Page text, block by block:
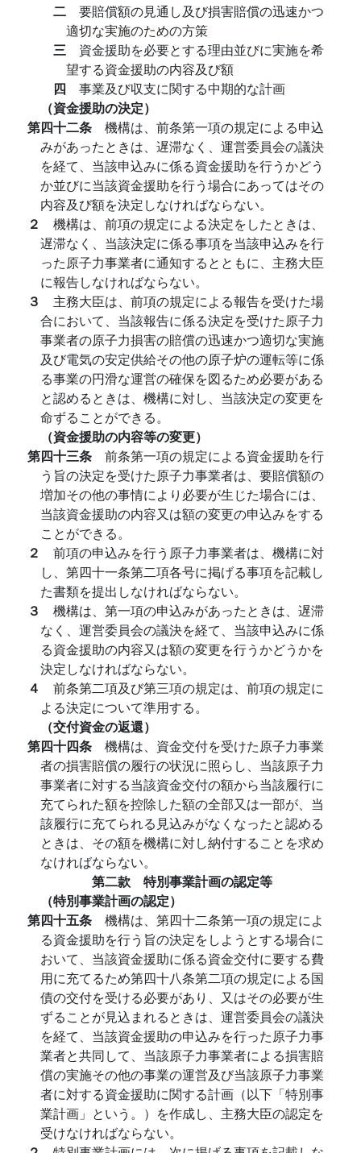
二 要賠償額の見通し及び損害賠償の迅速かつ
適切な実施のための方策
三 資金援助を必要とする理由並びに実施を希
望する資金援助の内容及び額
四 事業及び収支に関する中期的な計画
（資金援助の決定）
第四十二条 機構は、前条第一項の規定による申込
みがあったときは、遅滞なく、運営委員会の議決
を経て、当該申込みに係る資金援助を行うかどう
か並びに当該資金援助を行う場合にあってはその
内容及び額を決定しなければならない。
２ 機構は、前項の規定による決定をしたときは、
遅滞なく、当該決定に係る事項を当該申込みを行
った原子力事業者に通知するとともに、主務大臣
に報告しなければならない。
３ 主務大臣は、前項の規定による報告を受けた場
合において、当該報告に係る決定を受けた原子力
事業者の原子力損害の賠償の迅速かつ適切な実施
及び電気の安定供給その他の原子炉の運転等に係
る事業の円滑な運営の確保を図るため必要がある
と認めるときは、機構に対し、当該決定の変更を
命ずることができる。
（資金援助の内容等の変更）
第四十三条 前条第一項の規定による資金援助を行
う旨の決定を受けた原子力事業者は、要賠償額の
増加その他の事情により必要が生じた場合には、
当該資金援助の内容又は額の変更の申込みをする
ことができる。
２ 前項の申込みを行う原子力事業者は、機構に対
し、第四十一条第二項各号に掲げる事項を記載し
た書類を提出しなければならない。
３ 機構は、第一項の申込みがあったときは、遅滞
なく、運営委員会の議決を経て、当該申込みに係
る資金援助の内容又は額の変更を行うかどうかを
決定しなければならない。
４ 前条第二項及び第三項の規定は、前項の規定に
よる決定について準用する。
（交付資金の返還）
第四十四条 機構は、資金交付を受けた原子力事業
者の損害賠償の履行の状況に照らし、当該原子力
事業者に対する当該資金交付の額から当該履行に
充てられた額を控除した額の全部又は一部が、当
該履行に充てられる見込みがなくなったと認める
ときは、その額を機構に対し納付することを求め
なければならない。
第二款 特別事業計画の認定等
（特別事業計画の認定）
第四十五条 機構は、第四十二条第一項の規定によ
る資金援助を行う旨の決定をしようとする場合に
おいて、当該資金援助に係る資金交付に要する費
用に充てるため第四十八条第二項の規定による国
債の交付を受ける必要があり、又はその必要が生
ずることが見込まれるときは、運営委員会の議決
を経て、当該資金援助の申込みを行った原子力事
業者と共同して、当該原子力事業者による損害賠
償の実施その他の事業の運営及び当該原子力事業
者に対する資金援助に関する計画（以下「特別事
業計画」という。）を作成し、主務大臣の認定を
受けなければならない。